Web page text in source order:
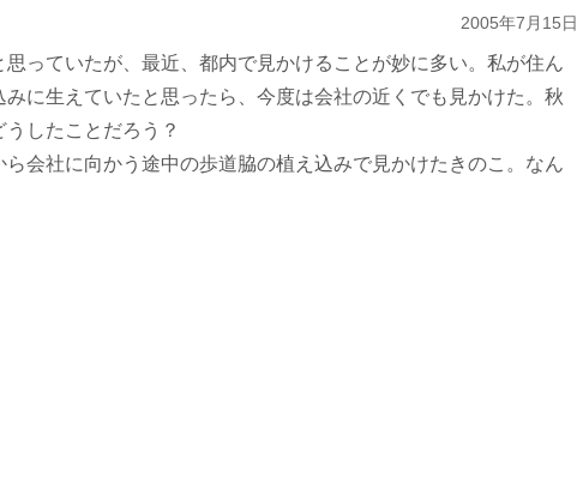
2005年7月15日
っていたが、最近、都内で見かけることが妙に多い。私が住ん
に生えていたと思ったら、今度は会社の近くでも見かけた。秋
したことだろう？
会社に向かう途中の歩道脇の植え込みで見かけたきのこ。なん